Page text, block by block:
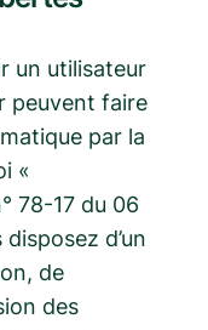
un utilisateur
peuvent faire
par la
«
78-17 du 06
d’un
de
des